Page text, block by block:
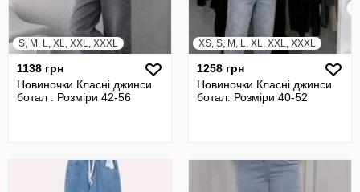
S, M, L, XL, XXL, XXXL
1138 грн
Новиночки Класні джинси
ботал . Розміри 42-56
XS, S, M, L, XL, XXL, XXXL
1258 грн
Новиночки Класні джинси
ботал. Розміри 40-52